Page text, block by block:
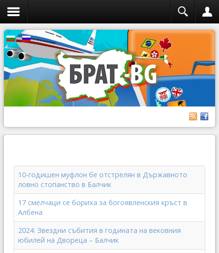
10-годишен муфлон бе отстрелян в Държавното
ловно стопанство в Балчик
17 смелчаци се бориха за богоявленския кръст в
Албена
2024: Звездни събития в годината на вековния
юбилей на Двореца – Балчик